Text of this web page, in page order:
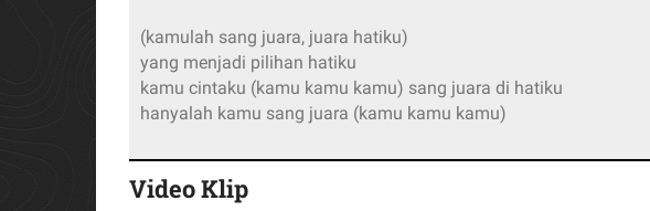
(kamulah sang juara, juara hatiku)
yang menjadi pilihan hatiku
kamu cintaku (kamu kamu kamu) sang juara di hatiku
hanyalah kamu sang juara (kamu kamu kamu)
Video Klip